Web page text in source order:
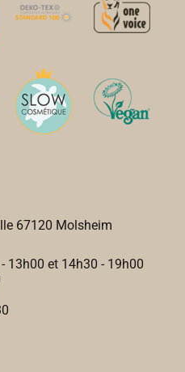
67120 Molsheim
13h00 et 14h30 - 19h00